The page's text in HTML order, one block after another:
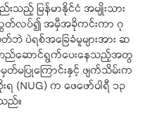
သည့် မြန်မာနိုင်ငံ အမျိုးသား
လပ်၍ အမှီအခိုကင်းကာ ဂု
ရစ်အခြေခံမူများအား ဆ
တည်ဆောင်ရွက်ပေးနေသည့်အတွ
ပြုကြောင်းနှင့် ဖျက်သိမ်းက
(NUG) က ဖေဖော်ဝါရီ ၁၃
။